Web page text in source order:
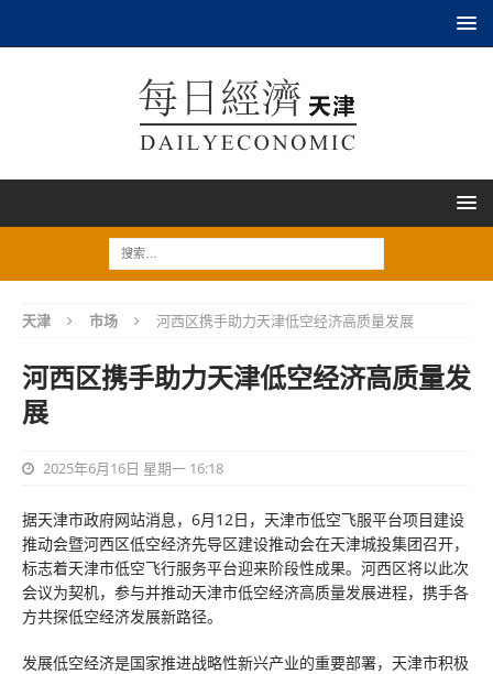
天津 市场 河西区携手助力天津低空经济高质量发展
河西区携手助力天津低空经济高质量发
展
2025年6月16日 星期一 16:18
据天津市政府网站消息，6月12日，天津市低空飞服平台项目建设
推动会暨河西区低空经济先导区建设推动会在天津城投集团召开，
标志着天津市低空飞行服务平台迎来阶段性成果。河西区将以此次
会议为契机，参与并推动天津市低空经济高质量发展进程，携手各
方共探低空经济发展新路径。
发展低空经济是国家推进战略性新兴产业的重要部署，天津市积极